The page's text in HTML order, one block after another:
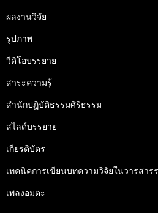
ผลงานวิจัย
รูปภาพ
วีดิโอบรรยาย
สาระความรู้
สำนักปฏิบัติธรรมศิริธรรม
สไลด์บรรยาย
เกียรติบัตร
เทคนิคการเขียนบทความวิจัยในวารสา
เพลงอมตะ